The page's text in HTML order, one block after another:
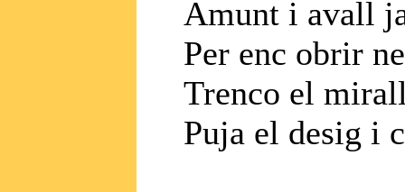
Amunt i avall
Per enc obrir
Trenco el
Puja el desig i